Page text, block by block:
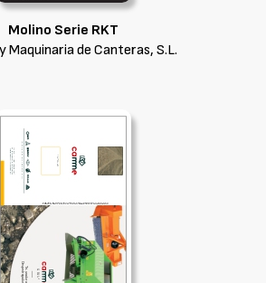
Molino Serie RKT
Maquinaria de Canteras, S.L.